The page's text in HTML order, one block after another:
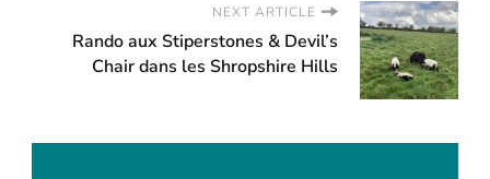
NEXT ARTICLE
Rando aux Stiperstones & Devil’s
Chair dans les Shropshire Hills